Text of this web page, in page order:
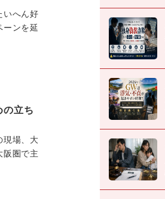
いへん好
ーンを延
の立ち
現場、大
阪圏で主